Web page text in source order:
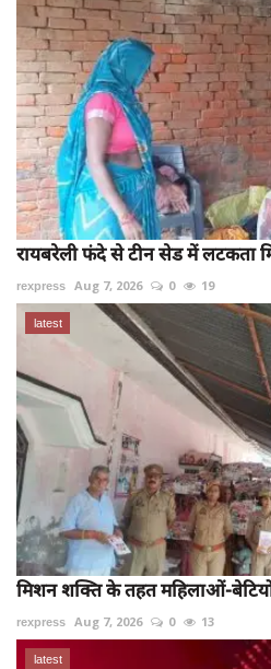
रायबरेली फंदे से टीन सेड में लटकता
rexpress Aug 7, 2026 0 19
latest
मिशन शक्ति के तहत महिलाओं-
rexpress Aug 7, 2026 0 13
latest